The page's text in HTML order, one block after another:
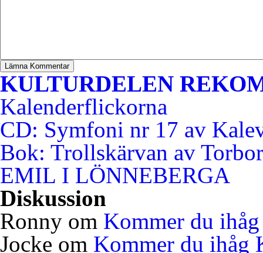
KULTURDELEN
Kalenderflickorna
CD: Symfoni nr 17 av
Bok: Trollskärvan av
EMIL I LÖNNEBERGA
Diskussion
Ronny om Kommer du
Jocke om Kommer du ihåg